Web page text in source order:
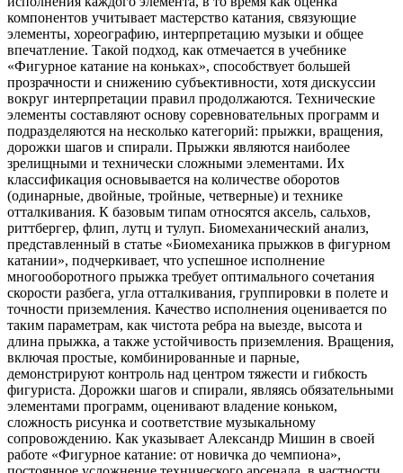
компонентов учитывает мастерство катания, связующие
элементы, хореографию, интерпретацию музыки и общее
впечатление. Такой подход, как отмечается в учебнике
«Фигурное катание на коньках», способствует большей
прозрачности и снижению субъективности, хотя дискуссии
вокруг интерпретации правил продолжаются. Технические
элементы составляют основу соревновательных программ и
подразделяются на несколько категорий: прыжки, вращения,
дорожки шагов и спирали. Прыжки являются наиболее
зрелищными и технически сложными элементами. Их
классификация основывается на количестве оборотов
(одинарные, двойные, тройные, четверные) и технике
отталкивания. К базовым типам относятся аксель, сальхов,
риттбергер, флип, лутц и тулуп. Биомеханический анализ,
представленный в статье «Биомеханика прыжков в фигурном
катании», подчеркивает, что успешное исполнение
многооборотного прыжка требует оптимального сочетания
скорости разбега, угла отталкивания, группировки в полете и
точности приземления. Качество исполнения оценивается по
таким параметрам, как чистота ребра на выезде, высота и
длина прыжка, а также устойчивость приземления. Вращения,
включая простые, комбинированные и парные,
демонстрируют контроль над центром тяжести и гибкость
фигуриста. Дорожки шагов и спирали, являясь обязательными
элементами программ, оценивают владение коньком,
сложность рисунка и соответствие музыкальному
сопровождению. Как указывает Александр Мишин в своей
работе «Фигурное катание: от новичка до чемпиона»,